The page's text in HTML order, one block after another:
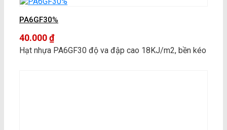
PA6GF30%
40.000₫
Hạt nhựa PA6GF30 độ va đập cao 18KJ/m2, bền kéo